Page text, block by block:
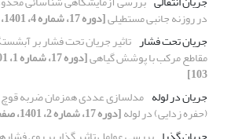
در روزنه جانبی مستطیلی[دوره 17، شماره 4، 1401، صفحه 99-107]
جریان تحت فشار تاثیر جریان تحت فشار بر
مقاطع مرکب با پوشش گیاهی
103]
جریان در لوله مدلسازی عددی همزمان ضربه
(حفره زدایی) در لوله[دوره 17، شماره 2، 1401، صفحه 1-19]